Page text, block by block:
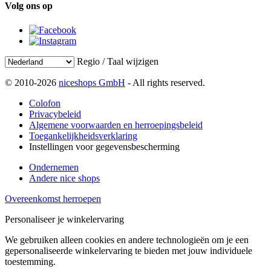
Volg ons op
Regio / Taal wijzigen
© 2010-2026 niceshops GmbH - All rights reserved.
Colofon
Privacybeleid
Algemene voorwaarden en herroepingsbeleid
Toegankelijkheidsverklaring
Instellingen voor gegevensbescherming
Ondernemen
Andere nice shops
Overeenkomst herroepen
Personaliseer je winkelervaring
We gebruiken alleen cookies en andere technologieën om je een
gepersonaliseerde winkelervaring te bieden met jouw individuele
toestemming.